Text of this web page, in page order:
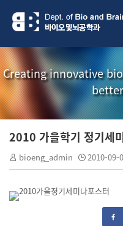
Creating innovative
2010 가을학기 정기세
bioeng_admin 2010-09-